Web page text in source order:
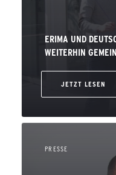
ERIMA UND
WEITERHIN
JETZT LESEN
PRESSE